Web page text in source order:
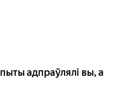
адпраўлялі вы, а